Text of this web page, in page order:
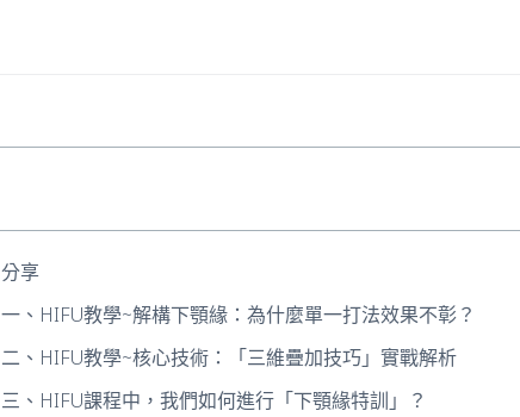
分享
一、HIFU教學~解構下顎緣：為什麼單一打法效果不彰？
二、HIFU教學~核心技術：「三維疊加技巧」實戰解析
三、HIFU課程中，我們如何進行「下顎緣特訓」？